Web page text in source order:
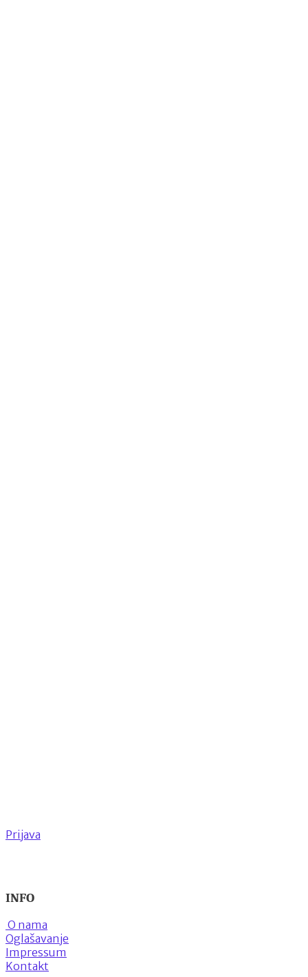
Prijava
INFO
O nama
Oglašavanje
Impressum
Kontakt